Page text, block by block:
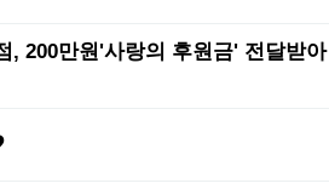
, 200만원'사랑의 후원금' 전달받아